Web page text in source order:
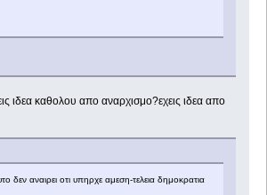
ιδεα καθολου απο αναρχισμο?εχεις ιδεα απο
δεν αναιρει οτι υπηρχε αμεση-τελεια δημοκρατια